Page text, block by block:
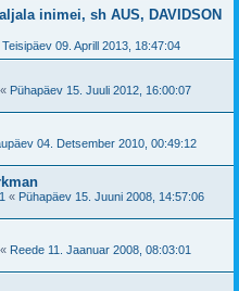
inimei, sh AUS, DAVIDSON
Teisipäev 09. Aprill 2013, 18:47:04
« Pühapäev 15. Juuli 2012, 16:00:07
04. Detsember 2010, 00:49:12
« Pühapäev 15. Juuni 2008, 14:57:06
« Reede 11. Jaanuar 2008, 08:03:01